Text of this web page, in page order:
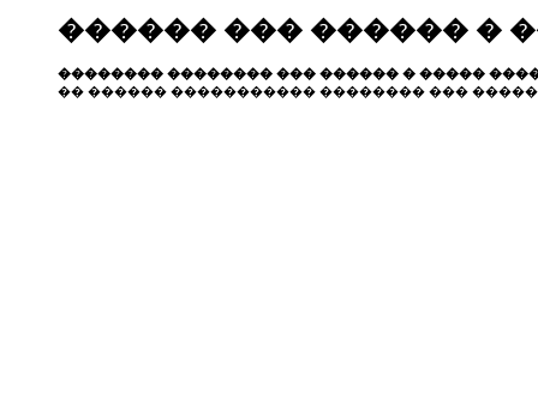
������ ��� ������ �
�������� �������� ��� ������ � �����
�� ������ ����������� �������� ���